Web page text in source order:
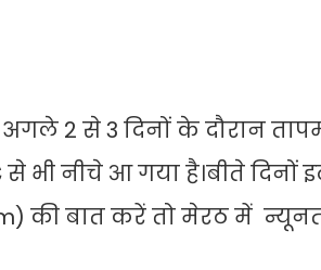
2 से 3 दिनों के दौरान
भी नीचे आ गया है।बीते दिनों
की बात करें तो मेरठ में